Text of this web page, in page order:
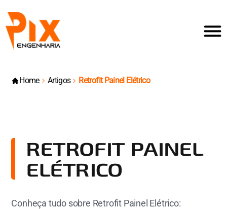
Home Artigos Retrofit Painel Elétrico
RETROFIT PAINEL
ELÉTRICO
Conheça tudo sobre Retrofit Painel Elétrico: